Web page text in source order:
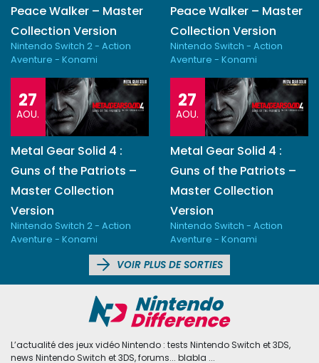
Peace Walker – Master
Collection Version
Nintendo Switch 2 - Action
Aventure - Konami
Peace Walker – Master
Collection Version
Nintendo Switch - Action
Aventure - Konami
27
AOU.
Metal Gear Solid 4 :
Guns of the Patriots –
Master Collection
Version
Nintendo Switch 2 - Action
Aventure - Konami
27
AOU.
Metal Gear Solid 4 :
Guns of the Patriots –
Master Collection
Version
Nintendo Switch - Action
Aventure - Konami
VOIR PLUS DE SORTIES
L’actualité des jeux vidéo Nintendo : tests Nintendo Switch et 3DS,
news Nintendo Switch et 3DS, forums... blabla ...